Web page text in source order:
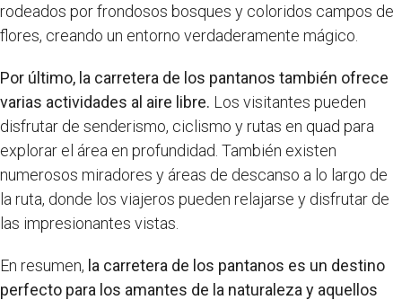
rodeados por frondosos bosques y coloridos campos de
flores, creando un entorno verdaderamente mágico.
Por último, la carretera de los pantanos también ofrece
varias actividades al aire libre. Los visitantes pueden
disfrutar de senderismo, ciclismo y rutas en quad para
explorar el área en profundidad. También existen
numerosos miradores y áreas de descanso a lo largo de
la ruta, donde los viajeros pueden relajarse y disfrutar de
las impresionantes vistas.
En resumen, la carretera de los pantanos es un destino
perfecto para los amantes de la naturaleza y aquellos